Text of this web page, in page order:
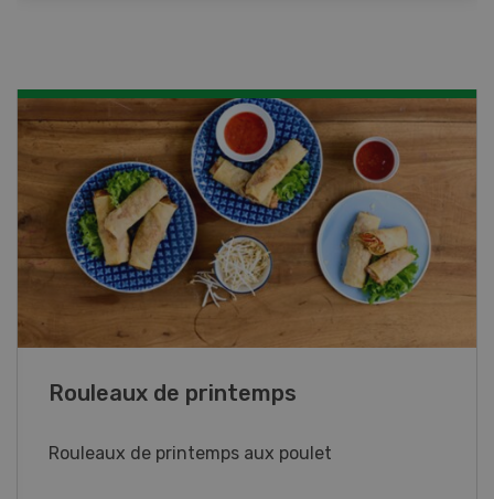
Rouleaux de printemps
Rouleaux de printemps aux poulet